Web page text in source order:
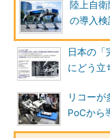
陸上自
の導入
日本の「
にどう立
リコーが
PoCから